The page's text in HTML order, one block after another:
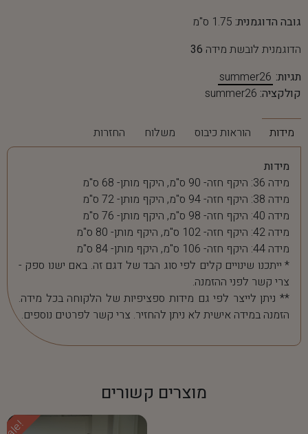
גובה הדוגמנית: 1.75 ס"מ
הדוגמנית לובשת מידה 36
תגיות: summer26
קולקציה: summer26
מידות הוראות כיבוס משלוח החזרות
מידות
מידה 36: היקף חזה- 90 ס"מ, היקף מותן- 68 ס"מ
מידה 38: היקף חזה- 94 ס"מ, היקף מותן- 72 ס"מ
מידה 40: היקף חזה- 98 ס"מ, היקף מותן- 76 ס"מ
מידה 42: היקף חזה- 102 ס"מ, היקף מותן- 80 ס"מ
מידה 44: היקף חזה- 106 ס"מ, היקף מותן- 84 ס"מ
* ייתכנו שינויים קלים לפי סוג הבד של דגם זה. באם ישנו ספק -
צרי קשר לפני ההזמנה.
** ניתן לייצר לפי גם מידות ספציפיות של הלקוחה בכל מידה.
הזמנה במידה אישית לא ניתן להחזיר. צרי קשר לפרטים נוספים.
מוצרים קשורים